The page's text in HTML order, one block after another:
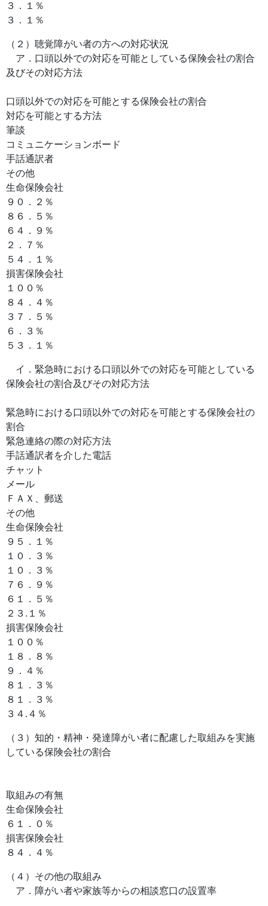
３．１％
３．１％
（２）聴覚障がい者の方への対応状況
ア．口頭以外での対応を可能としている保険会社の割合
及びその対応方法
口頭以外での対応を可能とする保険会社の割合
対応を可能とする方法
筆談
コミュニケーションボード
手話通訳者
その他
生命保険会社
９０．２％
８６．５％
６４．９％
２．７％
５４．１％
損害保険会社
１００％
８４．４％
３７．５％
６．３％
５３．１％
イ．緊急時における口頭以外での対応を可能としている
保険会社の割合及びその対応方法
緊急時における口頭以外での対応を可能とする保険会社の
割合
緊急連絡の際の対応方法
手話通訳者を介した電話
チャット
メール
ＦＡＸ、郵送
その他
生命保険会社
９５．１％
１０．３％
１０．３％
７６．９％
６１．５％
２３.１％
損害保険会社
１００％
１８．８％
９．４％
８１．３％
８１．３％
３４.４％
（３）知的・精神・発達障がい者に配慮した取組みを実施
している保険会社の割合
取組みの有無
生命保険会社
６１．０％
損害保険会社
８４．４％
（４）その他の取組み
ア．障がい者や家族等からの相談窓口の設置率